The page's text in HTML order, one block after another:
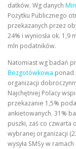
datków. Wg danych
Pożytku Publicznego
przekazanych przez
24% i wyniosła ok. 1,9
mln podatników.
Natomiast wg badań
Bezgotówkowa ponad
organizacji
Najchętniej Polacy
przekazanie 1,5%
ankietowanych. 31%
puszki, zaś co
wybranej organizacji
wysyła SMSy w